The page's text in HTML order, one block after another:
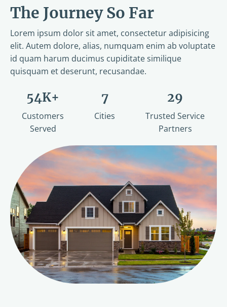
The Journey So Far
Lorem ipsum dolor sit amet, consectetur adipisicing
elit. Autem dolore, alias, numquam enim ab voluptate
id quam harum ducimus cupiditate similique
quisquam et deserunt, recusandae.
54K+
Customers
Served
7
Cities
29
Trusted Service
Partners